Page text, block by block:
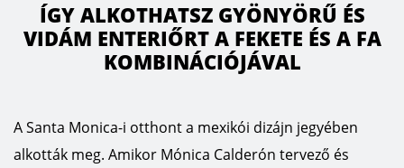
ÍGY ALKOTHATSZ GYÖNYÖRŰ ÉS
VIDÁM ENTERIŐRT A FEKETE ÉS A FA
KOMBINÁCIÓJÁVAL
A Santa Monica-i otthont a mexikói dizájn jegyében
alkották meg. Amikor Mónica Calderón tervező és